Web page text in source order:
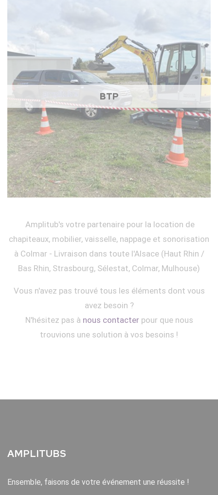
BTP
Amplitub's votre partenaire pour la location de
chapiteaux, mobilier, vaisselle, nappage et sonorisation
à Colmar - Livraison dans toute l'Alsace (Haut Rhin /
Bas Rhin, Strasbourg, Sélestat, Colmar, Mulhouse)
Vous n'avez pas trouvé tous les éléments dont vous
avez besoin ?
N'hésitez pas à nous contacterpour que nous
trouvions une solution à vos besoins !
AMPLITUBS
Ensemble, faisons de votre événement une réussite !